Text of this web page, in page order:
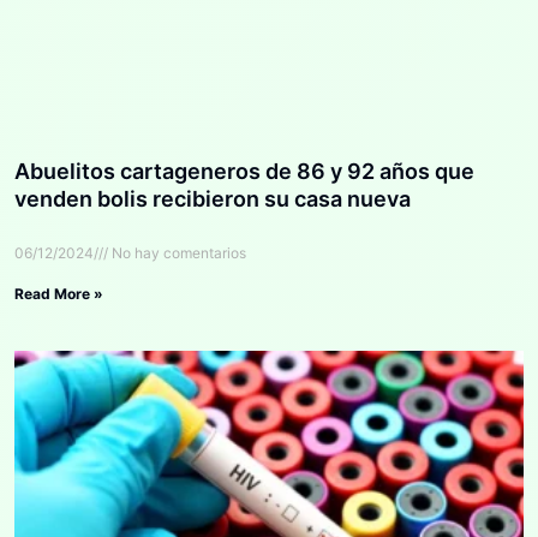
Abuelitos cartageneros de 86 y 92 años que
venden bolis recibieron su casa nueva
06/12/2024 No hay comentarios
Read More »